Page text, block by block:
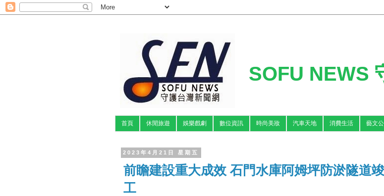
SOFU NEWS
首頁 休閒旅遊 娛樂戲劇 數位資訊 時尚美妝 汽車天地 消費生活 藝文
2023年4月21日 星期五
前瞻建設重大成效 石門水庫阿姆坪防淤隧道竣
工